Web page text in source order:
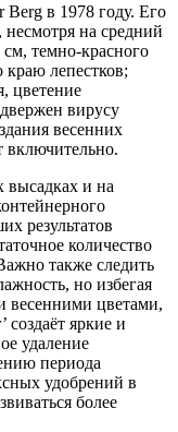
в 1978 году. Его
несмотря на средний
темно-красного
лепестков;
цветение
вирусу
весенних
включительно.
высадках и на
результатов
количество
также следить
но избегая
весенними цветами,
яркие и
удаление
периода
удобрений в
более